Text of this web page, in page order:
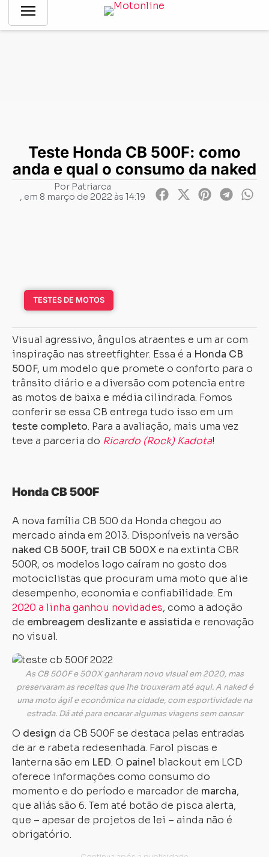
menu
Notícias Testes de motos-Teste Honda CB 500F: como
Teste Honda CB 500F: como
anda e qual o consumo da naked
PorPatriarca
, em 8 março de 2022 às 14:19
TESTES DE MOTOS
Visual agressivo, ângulos atraentes e um ar com
inspiração nas streetfighter. Essa é a Honda CB
500F, um modelo que promete o conforto para o
trânsito diário e a diversão com potencia entre
as motos de baixa e média cilindrada. Fomos
conferir se essa CB entrega tudo isso em um
teste completo. Para a avaliação, mais uma vez
teve a parceria do Ricardo (Rock) Kadota!
Honda CB 500F
A nova família CB 500 da Honda chegou ao
mercado ainda em 2013. Disponíveis na versão
naked CB 500F, trail CB 500Xe na extinta CBR
500R, os modelos logo caíram no gosto dos
motociclistas que procuram uma moto que alie
desempenho, economia e confiabilidade. Em
2020 a linha ganhou novidades, como a adoção
de embreagem deslizante e assistida e renovação
no visual.
As CB 500F e 500X ganharam novo visual em 2020, mas
preservaram as receitas que lhe trouxeram até aqui. A naked é
uma moto ágil e econômica na cidade, com esportividade na
estrada. Dá até para encarar algumas viagens sem cansar
O design da CB 500F se destaca pelas entradas
de ar e rabeta redesenhada. Farol piscas e
lanterna são em LED. O painel blackout em LCD
oferece informações como consumo do
momento e do período e marcador de marcha,
que aliás são 6. Tem até botão de pisca alerta,
que – apesar de projetos de lei – ainda não é
obrigatório.